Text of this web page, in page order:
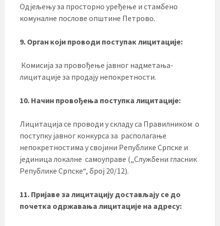
Одјељењу за просторно уређење и стамбено
комуналне послове општине Петрово.
9. Орган који проводи поступак лицитације:
Комисија за провођење јавног надметања-
лицитације за продају непокретности.
10. Начин провођења поступка лицитације:
Лицитација се проводи у складу са Правилником о
поступку јавног конкурса за располагање
непокретностима у својини Републике Српске и
јединица локалне самоуправе („Службени гласник
Републике Српске“, број 20/12).
11. Пријаве за лицитацију достављају се до
почетка одржавања лицитације на адресу: